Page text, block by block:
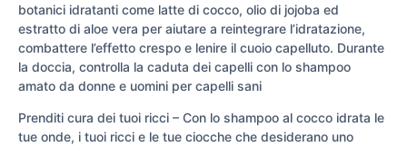
botanici idratanti come latte di cocco, olio di jojoba ed
estratto di aloe vera per aiutare a reintegrare l’idratazione,
combattere l’effetto crespo e lenire il cuoio capelluto. Durante
la doccia, controlla la caduta dei capelli con lo shampoo
amato da donne e uomini per capelli sani
Prenditi cura dei tuoi ricci – Con lo shampoo al cocco idrata le
tue onde, i tuoi ricci e le tue ciocche che desiderano uno